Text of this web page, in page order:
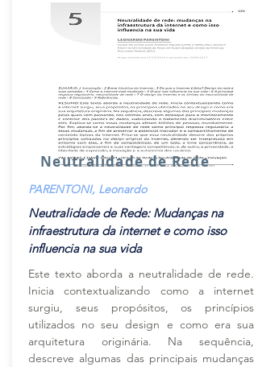
Neutralidade de Rede
PARENTONI, Leonardo
Neutralidade de Rede: Mudanças na
infraestrutura da internet e como isso
influencia na sua vida
Este texto aborda a neutralidade de rede.
Inicia contextualizando como a internet
surgiu, seus propósitos, os princípios
utilizados no seu design e como era sua
arquitetura originária. Na sequência,
descreve algumas das principais mudanças